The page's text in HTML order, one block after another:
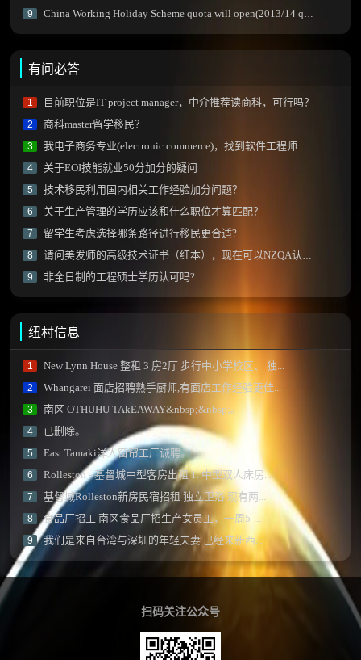
9 China Working Holiday Scheme quota will open(2013/14 quota)
有问必答
1 目前职位是IT project manager，中介推荐读商科，可行吗？
2 商科master留学移民？
3 我电子商务专业(electronic commerce)，找到软件工程师工作后技能加分项会有阻碍不？
4 关于EOI技能就业50分加分的疑问
5 技术移民利用国内相关工作经验加分问题？
6 关于生产管理的学历应该和什么职位才算匹配？
7 留学生考虑选择哪条路径进行移民更合适?
8 请问美发师的高级技术证书（红本），现在可以NZQA认证吗？
9 非全日制的工程硕士学历认可吗?
纽村信息
1 New Lynn House 整租 3 房2厅 步行中小学校区、 独...
2 Whangarei 面店招聘熟手厨师,有面店工作经验更佳...
3 南区 OTHUHU TAkEAWAY&nbsp;&nbsp;。
4 已删除。
5 East Tamaki洋人窗帘工厂诚聘。
6 Rolleston - 基督城中型客房出租 1. 中型双人床房...
7 基督城Rolleston新房民宿招租 独立卫浴 现有两...
8 食品厂招工 南区食品厂招生产女员工，一周5-...
9 我们是来自台湾与深圳的年轻夫妻 已经来新西...
扫码关注公众号